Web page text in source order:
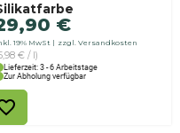
€
19% MwSt zzgl. Versandkosten
€ / l)
Lieferzeit: 3 - 6 Arbeitstage
Zur Abholung verfügbar